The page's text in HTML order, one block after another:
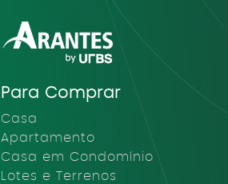
Para Comprar
Casa
Apartamento
Casa em Condomínio
Lotes e Terrenos